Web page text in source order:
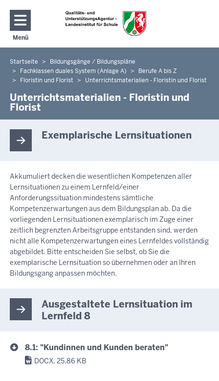
Direkt zum Inhalt
Menü
Navigation aktivieren/deaktivieren: Hauptmenü
Sie
befinden
hier
Startseite
Bildungsgänge / Bildungspläne
Fachklassen duales System (Anlage A)
Berufe A bis Z
Floristin und Florist
Unterrichtsmaterialien - Floristin und Florist
Unterrichtsmaterialien - Floristin und
Florist
Exemplarische Lernsituationen
Akkumuliert decken die wesentlichen Kompetenzen aller
Lernsituationen zu einem Lernfeld/einer
Anforderungssituation mindestens sämtliche
Kompetenzerwartungen aus dem Bildungsplan ab. Da die
vorliegenden Lernsituationen exemplarisch im Zuge einer
zeitlich begrenzten Arbeitsgruppe entstanden sind, werden
nicht alle Kompetenzerwartungen eines Lernfeldes vollständig
abgebildet. Bitte entscheiden Sie selbst, ob Sie die
exemplarische Lernsituation so übernehmen oder an Ihren
Bildungsgang anpassen möchten.
Ausgestaltete Lernsituation im
Lernfeld 8
8.1: "Kundinnen und Kunden beraten"
DOCX, 25,86 KB